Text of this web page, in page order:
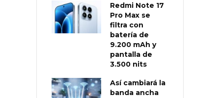
Redmi Note 17
Pro Max se
filtra con
batería de
9.200 mAh y
pantalla de
3.500 nits
Así cambiará la
banda ancha